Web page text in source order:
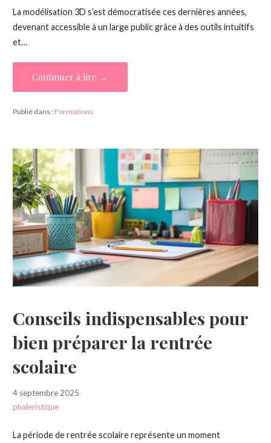
La modélisation 3D s’est démocratisée ces dernières années,
devenant accessible à un large public grâce à des outils intuitifs
et…
Continuer à lire →
Publié dans : Formations
Conseils indispensables pour
bien préparer la rentrée
scolaire
4 septembre 2025
phaleristique
La période de rentrée scolaire représente un moment